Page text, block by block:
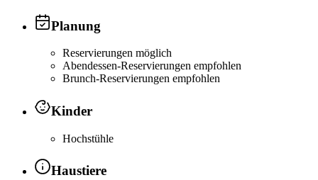
Planung
Reservierungen möglich
Abendessen-Reservierungen empfohlen
Brunch-Reservierungen empfohlen
Kinder
Hochstühle
Haustiere